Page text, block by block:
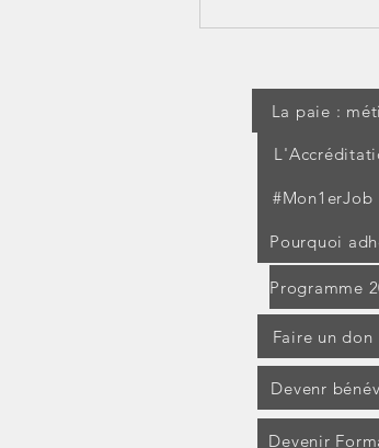
être suspendues
La paie :
#Mon1erJob
Pourquoi
Programme
Faire un don
Devenr
Devenir